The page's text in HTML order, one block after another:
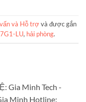
và Hỗ trợvà được gắn
LU, hải phòng.
Gia Minh Tech -
Minh Hotline: